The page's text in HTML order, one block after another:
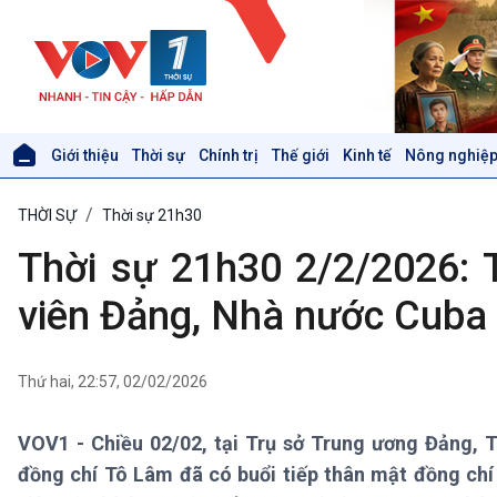
Giới thiệu Thời sự Chính trị Thế giới Kinh tế Nông
Thời sự 18h
Thời sự 21h30
Bản tin
Xã hội
Tin Đời sống & Xã hội
Khoa học & Công nghệ
Tin Khoa học & Công nghệ
THỜI SỰ Thời sự 21h30
Thời sự 21h30 2/2/2026:
viên Đảng, Nhà nước Cuba
Thứ hai, 22:57, 02/02/2026
VOV1 - Chiều 02/02, tại Trụ sở Trung ương Đảng,
đồng chí Tô Lâm đã có buổi tiếp thân mật đồng